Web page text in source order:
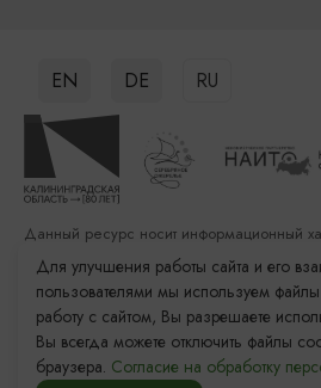
EN DE RU
© 2011–2026 «Туристский
Данный ресурс носит информационный
несет ответственности за качество услуг,
сторонними организациями
Разработка сайта: «Решение»
Продвижение сайта: Remarka Agency
Для улучшения работы сайта и его
пользователями мы используем
работу с сайтом, Вы разрешаете
Вы всегда можете отключить файлы
браузера. Согласие на обработку